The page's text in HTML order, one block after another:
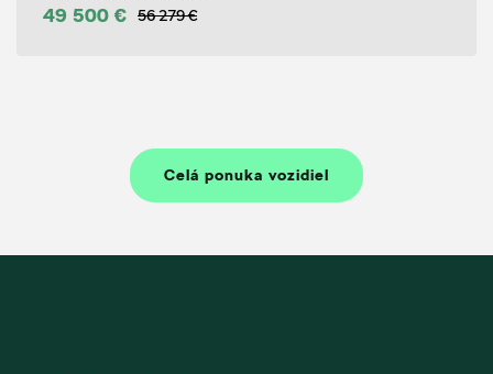
49 500 € 56 279 €
Celá ponuka vozidiel